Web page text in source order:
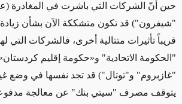
حين أنّ الشركات التي باشرت في المغادرة (
"شيفرون") قد تكون متشككة الآن بشأن زيادة
قريباً تأثيرات متتالية أخرى، فالشركات التي
"الحكومة الاتحادية" و«حكومة إقليم
"غازبروم" و"توتال") قد تجد نفسها في وضع
يتوقف مصرف "سيتي بنك" عن معالجة